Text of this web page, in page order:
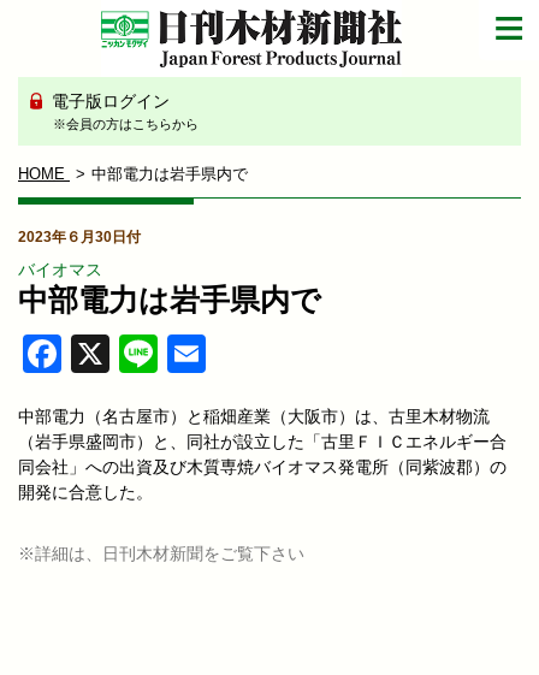
電子版ログイン
※会員の方はこちらから
HOME 中部電力は岩手県内で
2023年６月30日付
バイオマス
中部電力は岩手県内で
Facebook
X Line
中部電力（名古屋市）と稲畑産業（大阪市）は、古里木材物流
（岩手県盛岡市）と、同社が設立した「古里ＦＩＣエネルギー合
同会社」への出資及び木質専焼バイオマス発電所（同紫波郡）の
開発に合意した。
※詳細は、日刊木材新聞をご覧下さい